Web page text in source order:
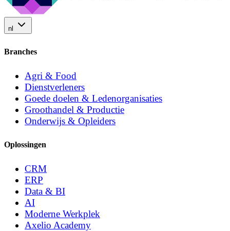
nl
Branches
Agri & Food
Dienstverleners
Goede doelen & Ledenorganisaties
Groothandel & Productie
Onderwijs & Opleiders
Oplossingen
CRM
ERP
Data & BI
AI
Moderne Werkplek
Axelio Academy